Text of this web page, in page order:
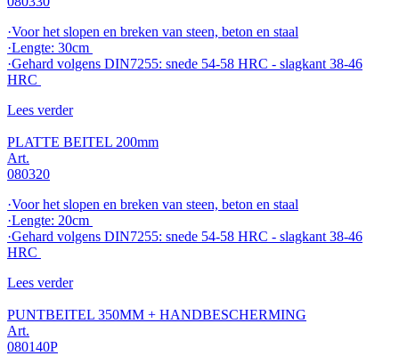
·Voor het slopen en breken van steen, beton en staal
·Lengte: 30cm
·Gehard volgens DIN7255: snede 54-58 HRC - slagkant 38-46
HRC
Lees verder
PLATTE BEITEL 200mm
Art.
080320
·Voor het slopen en breken van steen, beton en staal
·Lengte: 20cm
·Gehard volgens DIN7255: snede 54-58 HRC - slagkant 38-46
HRC
Lees verder
PUNTBEITEL 350MM + HANDBESCHERMING
Art.
080140P